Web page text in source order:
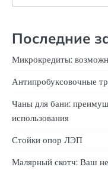
Последние
Микрокредиты:
Антипробуксовочные
Чаны для бани:
использования
Стойки опор ЛЭП
Малярный скотч: Ваш